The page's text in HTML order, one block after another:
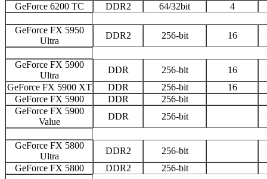
GeForce 6200 TC
DDR2 64/32bit 4
GeForce FX 5950
Ultra
DDR2 256-bit 16
GeForce FX 5900
Ultra
DDR 256-bit
16
GeForce FX 5900 XT
DDR 256-bit
16
GeForce FX 5900
DDR
256-bit
GeForce FX 5900
Value
DDR 256-bit
GeForce FX 5800
Ultra
DDR2
256-bit
GeForce FX 5800
DDR2 256-bit